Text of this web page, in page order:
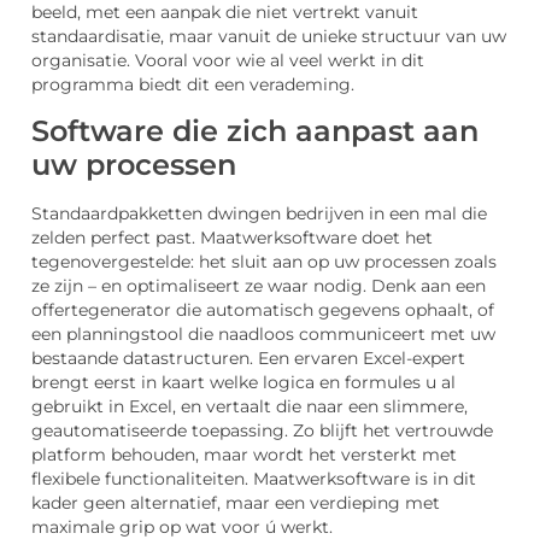
beeld, met een aanpak die niet vertrekt vanuit
standaardisatie, maar vanuit de unieke structuur van uw
organisatie. Vooral voor wie al veel werkt in dit
programma biedt dit een verademing.
Software die zich aanpast aan
uw processen
Standaardpakketten dwingen bedrijven in een mal die
zelden perfect past. Maatwerksoftware doet het
tegenovergestelde: het sluit aan op uw processen zoals
ze zijn – en optimaliseert ze waar nodig. Denk aan een
offertegenerator die automatisch gegevens ophaalt, of
een planningstool die naadloos communiceert met uw
bestaande datastructuren. Een ervaren Excel-expert
brengt eerst in kaart welke logica en formules u al
gebruikt in Excel, en vertaalt die naar een slimmere,
geautomatiseerde toepassing. Zo blijft het vertrouwde
platform behouden, maar wordt het versterkt met
flexibele functionaliteiten. Maatwerksoftware is in dit
kader geen alternatief, maar een verdieping met
maximale grip op wat voor ú werkt.